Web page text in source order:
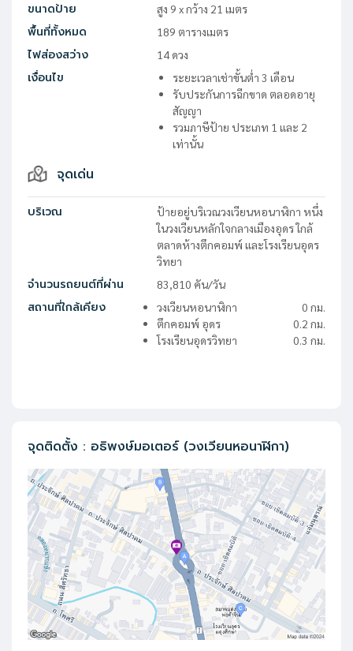
ขนาดป้าย สูง 9 xกว้าง 21 เมตร
พื้นที่ทั้งหมด 189 ตารางเมตร
ไฟส่องสว่าง 14 ดวง
เงื่อนไข
ระยะเวลาเช่าขั้นต่ำ 3 เดือน
รับประกันการฉีกขาด ตลอดอายุ
สัญญา
รวมภาษีป้าย ประเภท 1 และ 2
เท่านั้น
จุดเด่น
บริเวณ
ป้ายอยู่บริเวณวงเวียนหอนาฬิกา หนึ่ง
ในวงเวียนหลักใจกลางเมืองอุดร ใกล้
ตลาดห้างตึกคอมพ์ และโรงเรียนอุดร
วิทยา
จำนวนรถยนต์ที่ผ่าน 83,810 คัน/วัน
สถานที่ใกล้เคียง วงเวียนหอนาฬิกา 0 กม.
ตึกคอมพ์ อุดร
0.2 กม.
โรงเรียนอุดรวิทยา
0.3 กม.
จุดติดตั้ง : อธิพงษ์มอเตอร์ (วงเวียนหอนาฬิกา)